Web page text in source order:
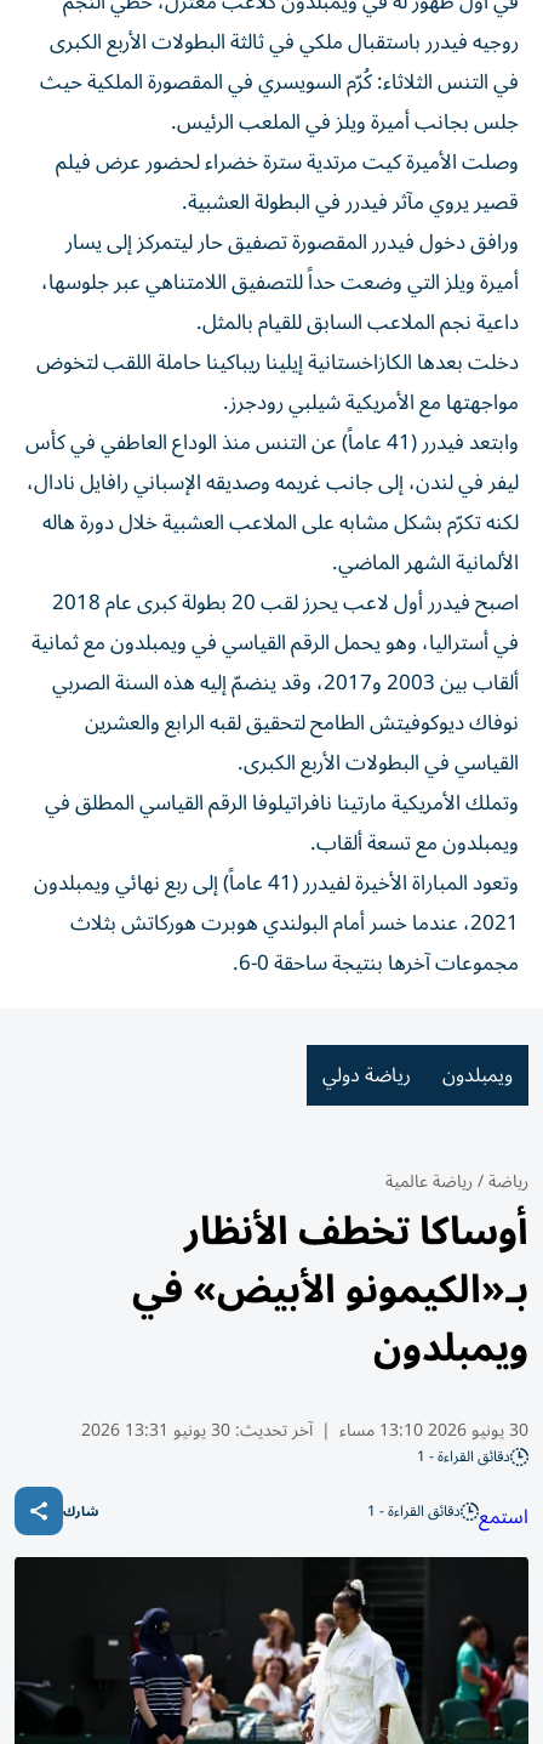
روجيه فيدرر باستقبال ملكي في ثالثة البطولات الأربع الكبرى
في التنس الثلاثاء: كُرّم السويسري في المقصورة الملكية حيث
جلس بجانب أميرة ويلز في الملعب الرئيس.
وصلت الأميرة كيت مرتدية سترة خضراء لحضور عرض فيلم
قصير يروي مآثر فيدرر في البطولة العشبية.
ورافق دخول فيدرر المقصورة تصفيق حار ليتمركز إلى يسار
أميرة ويلز التي وضعت حداً للتصفيق اللامتناهي عبر جلوسها،
داعية نجم الملاعب السابق للقيام بالمثل.
دخلت بعدها الكازاخستانية إيلينا ريباكينا حاملة اللقب لتخوض
مواجهتها مع الأمريكية شيلبي رودجرز.
وابتعد فيدرر (41 عاماً) عن التنس منذ الوداع العاطفي في كأس
ليفر في لندن، إلى جانب غريمه وصديقه الإسباني رافايل نادال،
لكنه تكرّم بشكل مشابه على الملاعب العشبية خلال دورة هاله
الألمانية الشهر الماضي.
اصبح فيدرر أول لاعب يحرز لقب 20 بطولة كبرى عام 2018
في أستراليا، وهو يحمل الرقم القياسي في ويمبلدون مع ثمانية
ألقاب بين 2003 و2017، وقد ينضمّ إليه هذه السنة الصربي
نوفاك ديوكوفيتش الطامح لتحقيق لقبه الرابع والعشرين
القياسي في البطولات الأربع الكبرى.
وتملك الأمريكية مارتينا نافراتيلوفا الرقم القياسي المطلق في
ويمبلدون مع تسعة ألقاب.
وتعود المباراة الأخيرة لفيدرر (41 عاماً) إلى ربع نهائي ويمبلدون
2021، عندما خسر أمام البولندي هوبرت هوركاتش بثلاث
مجموعات آخرها بنتيجة ساحقة 0-6.
ويمبلدون رياضة دولي
رياضة/رياضة عالمية
أوساكا تخطف الأنظار
بـ«الكيمونو الأبيض» في
ويمبلدون
30 يونيو 2026 13:10 مساء | آخر تحديث:30 يونيو 13:31 2026
دقائق القراءة - 1
استمع دقائق القراءة - 1 شارك